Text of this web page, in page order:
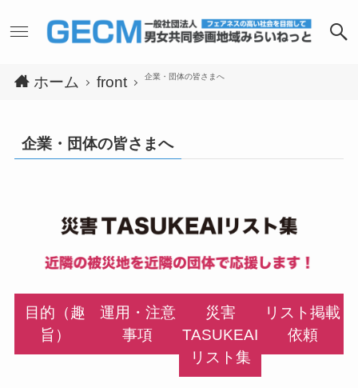
ホーム front 企業・団体の皆さまへ
企業・団体の皆さまへ
目的（趣
旨）
運用・注意
事項
災害
TASUKEAI
リスト集
リスト掲載
依頼